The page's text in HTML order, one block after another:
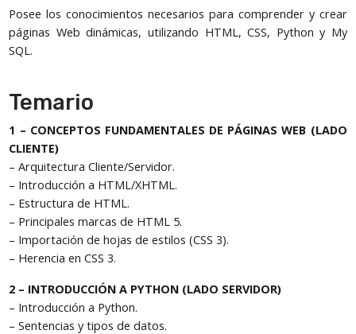
Posee los conocimientos necesarios para comprender y crear
páginas Web dinámicas, utilizando HTML, CSS, Python y My
SQL.
Temario
1 – CONCEPTOS FUNDAMENTALES DE PÁGINAS WEB (LADO
CLIENTE)
– Arquitectura Cliente/Servidor.
– Introducción a HTML/XHTML.
– Estructura de HTML.
– Principales marcas de HTML 5.
– Importación de hojas de estilos (CSS 3).
– Herencia en CSS 3.
2 – INTRODUCCIÓN A PYTHON (LADO SERVIDOR)
– Introducción a Python.
– Sentencias y tipos de datos.